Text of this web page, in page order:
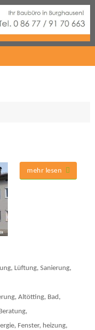
mehr lesen
, Lüftung,Sanierung,
,Altötting, Bad ,
,
, Fenster, heizung,